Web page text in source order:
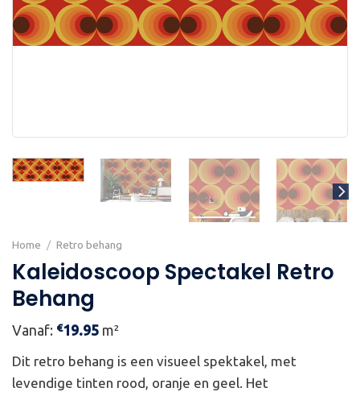
Home / Retro behang
Kaleidoscoop Spectakel Retro
Behang
Vanaf: €19.95 m²
Dit retro behang is een visueel spektakel, met
levendige tinten rood, oranje en geel. Het